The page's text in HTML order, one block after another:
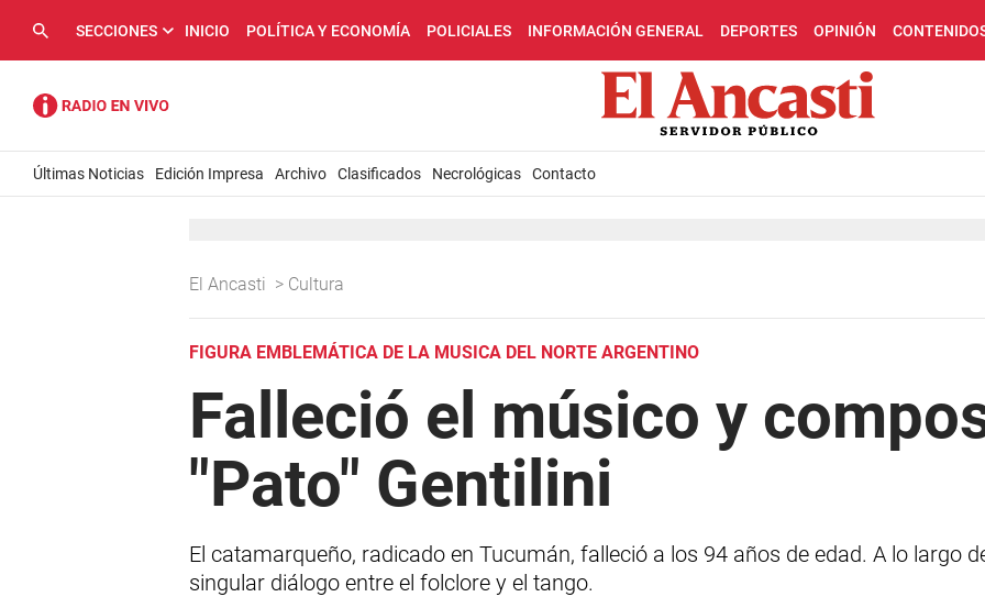
SECCIONES INICIO POLÍTICA Y ECONOMÍA POLICIALES INFORMACIÓN GENERAL DEPORTES OPINIÓN
Últimas Noticias Edición Impresa Archivo Clasificados Necrológicas Contacto
El Ancasti > Cultura
FIGURA EMBLEMÁTICA DE LA MUSICA DEL NORTE ARGENTINO
Falleció el músico y
"Pato" Gentilini
El catamarqueño, radicado en Tucumán, falleció a los 94 años de edad. A lo largo
singular diálogo entre el folclore y el tango.